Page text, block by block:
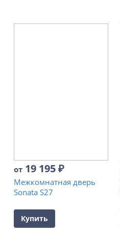
от 19 195₽
Межкомнатная дверь
Sonata S27
Купить